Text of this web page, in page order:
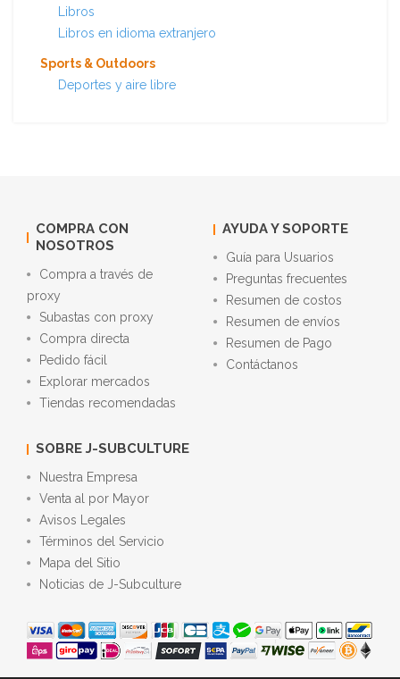
Libros
Libros en idioma extranjero
Sports & Outdoors
Deportes y aire libre
COMPRA CON
NOSOTROS
Compra a través de
proxy
Subastas con proxy
Compra directa
Pedido fácil
Explorar mercados
Tiendas recomendadas
AYUDA Y SOPORTE
Guía para Usuarios
Preguntas frecuentes
Resumen de costos
Resumen de envíos
Resumen de Pago
Contáctanos
SOBRE J-SUBCULTURE
Nuestra Empresa
Venta al por Mayor
Avisos Legales
Términos del Servicio
Mapa del Sitio
Noticias de J-Subculture